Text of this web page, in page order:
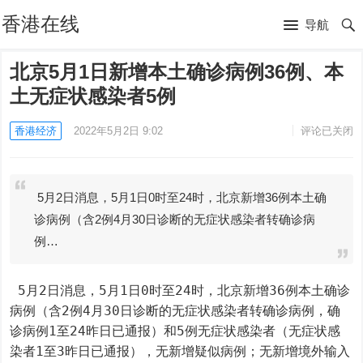
香港在线 导航
北京5月1日新增本土确诊病例36例、本
土无症状感染者5例
香港经济 2022年5月2日 9:02 评论已关闭
5月2日消息，5月1日0时至24时，北京新增36例本土确
诊病例（含2例4月30日诊断的无症状感染者转确诊病
例…
5月2日消息，5月1日0时至24时，北京新增36例本土确诊
病例（含2例4月30日诊断的无症状感染者转确诊病例，确
诊病例1至24昨日已通报）和5例无症状感染者（无症状感
染者1至3昨日已通报），无新增疑似病例；无新增境外输入